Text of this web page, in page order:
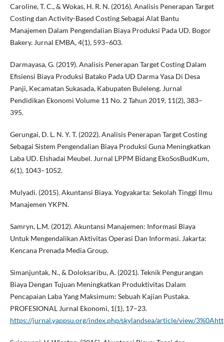
Caroline, T. C., & Wokas, H. R. N. (2016). Analisis Penerapan Target
Costing dan Activity-Based Costing Sebagai Alat Bantu
Manajemen Dalam Pengendalian Biaya Produksi Pada UD. Bogor
Bakery. Jurnal EMBA, 4(1), 593–603.
Darmayasa, G. (2019). Analisis Penerapan Target Costing Dalam
Efisiensi Biaya Produksi Batako Pada UD Darma Yasa Di Desa
Panji, Kecamatan Sukasada, Kabupaten Buleleng. Jurnal
Pendidikan Ekonomi Volume 11 No. 2 Tahun 2019, 11(2), 383–
395.
Gerungai, D. L. N. Y. T. (2022). Analisis Penerapan Target Costing
Sebagai Sistem Pengendalian Biaya Produksi Guna Meningkatkan
Laba UD. Elshadai Meubel. Jurnal LPPM Bidang EkoSosBudKum,
6(1), 1043–1052.
Mulyadi. (2015). Akuntansi Biaya. Yogyakarta: Sekolah Tinggi Ilmu
Manajemen YKPN.
Samryn, L.M. (2012). Akuntansi Manajemen: Informasi Biaya
Untuk Mengendalikan Aktivitas Operasi Dan Informasi. Jakarta:
Kencana Prenada Media Group.
Simanjuntak, N., & Doloksaribu, A. (2021). Teknik Pengurangan
Biaya Dengan Tujuan Meningkatkan Produktivitas Dalam
Pencapaian Laba Yang Maksimum: Sebuah Kajian Pustaka.
PROFESIONAL Jurnal Ekonomi, 1(1), 17–23.
https://jurnal.yappsu.org/index.php/skylandsea/article/view/